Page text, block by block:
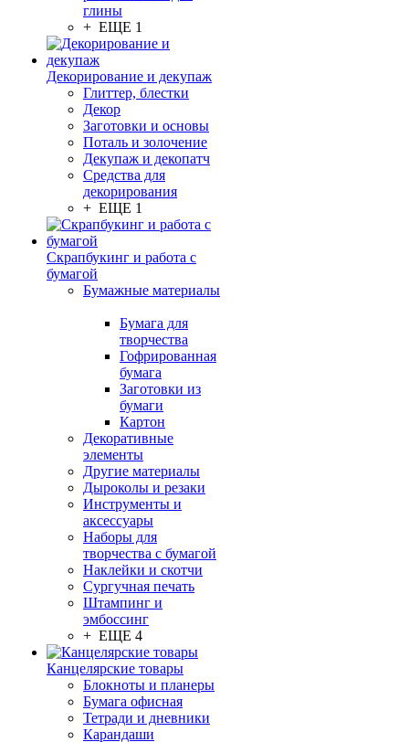
глины
+ ЕЩЕ 1
Декорирование и декупаж
Глиттер, блестки
Декор
Заготовки и основы
Поталь и золочение
Декупаж и декопатч
Средства для
декорирования
+ ЕЩЕ 1
Скрапбукинг и работа с
бумагой
Бумажные материалы
Бумага для
творчества
Гофрированная
бумага
Заготовки из
бумаги
Картон
Декоративные
элементы
Другие материалы
Дыроколы и резаки
Инструменты и
аксессуары
Наборы для
творчества с бумагой
Наклейки и скотчи
Сургучная печать
Штампинг и
эмбоссинг
+ ЕЩЕ 4
Канцелярские товары
Блокноты и планеры
Бумага офисная
Тетради и дневники
Карандаши